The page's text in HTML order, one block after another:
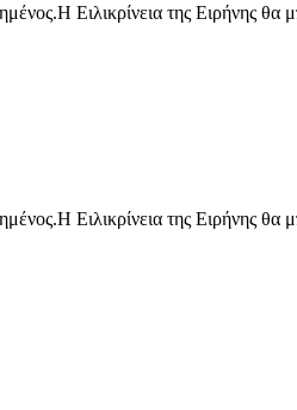
Ειλικρίνεια της
Ειλικρίνεια της